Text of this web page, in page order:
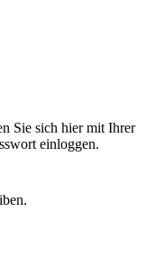
Sie sich hier mit Ihrer
einloggen.